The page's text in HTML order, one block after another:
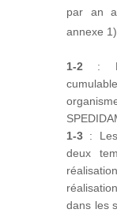
par an
annexe
1-2 :
1-3 :
deux
dans les